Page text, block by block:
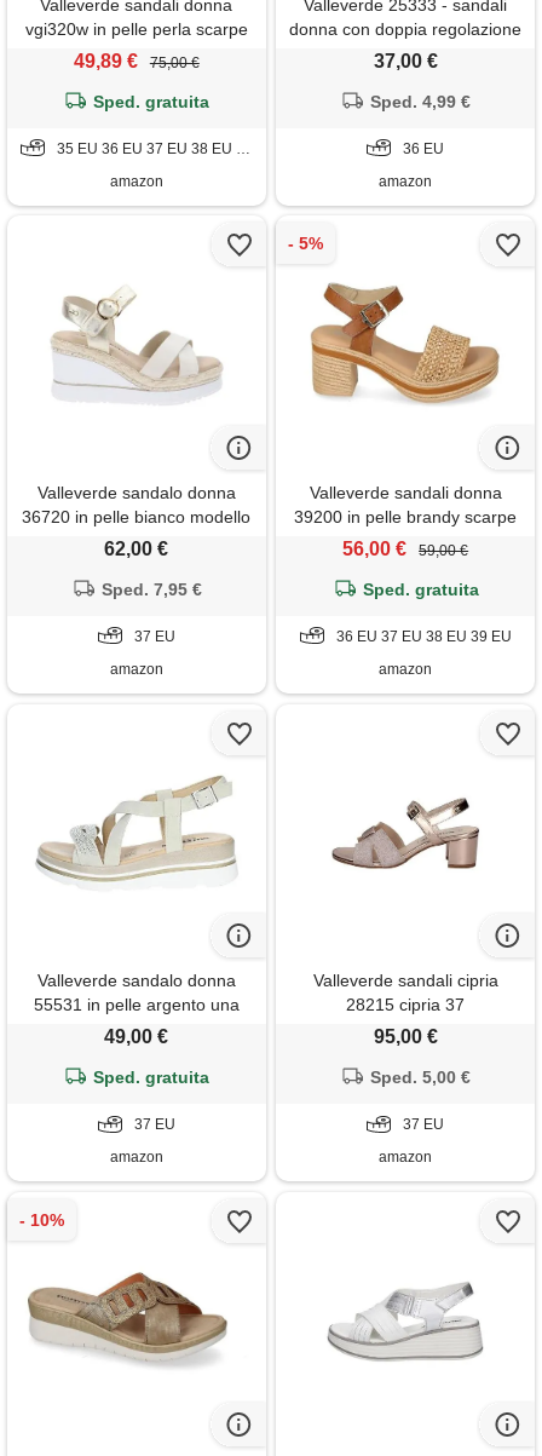
Valleverde sandali donna
vgi320w in pelle perla scarpe
casual comode, leggere e
flessibili, ideali per primavera
estate. Eu 37
49,89 € 75,00 €
Sped. gratuita
35 EU 36 EU 37 EU 38 EU 39 EU 40 EU
amazon
Valleverde 25333 - sandali
donna con doppia regolazione
a strappo (gold, numeric_36)
37,00 €
Sped. 4,99 €
36 EU
amazon
Valleverde sandalo donna
36720 in pelle bianco modello
casual. Una calzatura comoda
Primavera estate. Eu 37
62,00 €
Sped. 7,95 €
37 EU
amazon
Valleverde sandali donna
39200 in pelle brandy scarpe
casual comode, leggere e
estate. Eu 38
56,00 € 59,00 €
Sped. gratuita
36 EU 37 EU 38 EU 39 EU
amazon
Valleverde sandalo donna
55531 in pelle argento una
calzatura adatta per tutte le
2022 eu 37
49,00 €
Sped. gratuita
37 EU
amazon
Valleverde sandali cipria
28215 cipria 37
95,00 €
Sped. 5,00 €
37 EU
amazon